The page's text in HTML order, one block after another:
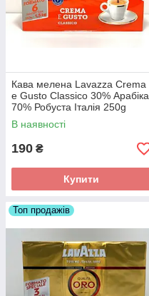
Кава мелена Lavazza Crema
e Gusto Classico 30% Арабіка
70% Робуста Італія 250g
В наявності
190 ₴
Купити
Топ продажів